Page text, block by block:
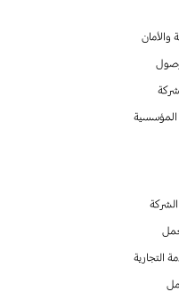
المؤسسية
التجارية